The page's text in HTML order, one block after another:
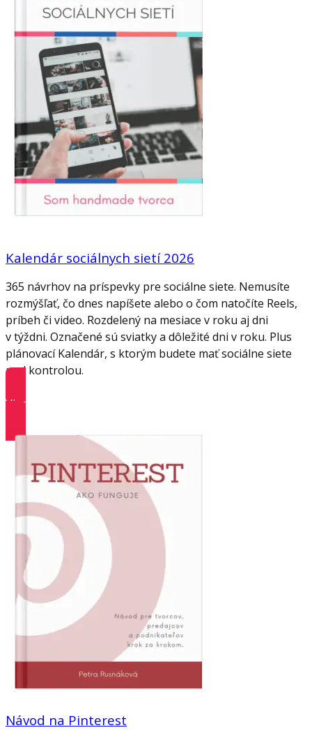
Kalendár sociálnych sietí 2026
365 návrhov na príspevky pre sociálne siete. Nemusíte
rozmýšľať, čo dnes napíšete alebo o čom natočíte Reels,
príbeh či video. Rozdelený na mesiace v roku aj dni
v týždni. Označené sú sviatky a dôležité dni v roku. Plus
plánovací Kalendár, s ktorým budete mať sociálne siete
pod kontrolou.
Viac informácií
Návod na Pinterest